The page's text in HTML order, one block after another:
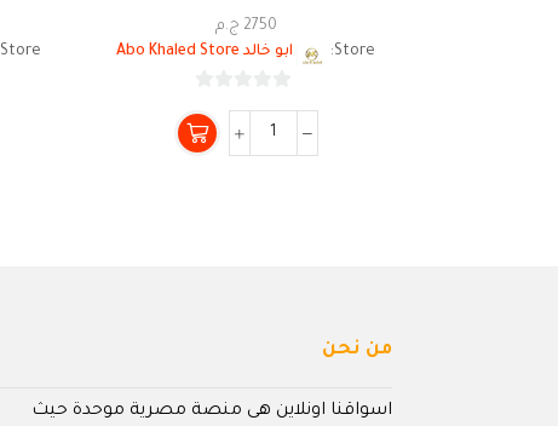
2750 ج.م
Store:
ابو خالد Abo Khaled Store
من
5
Store:
من نحن
اسواقنا اونلاين هى منصة مصرية موحدة حيث